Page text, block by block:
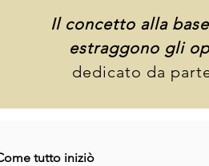
Il concetto alla
estraggono gli
dedicato da
tutto iniziò